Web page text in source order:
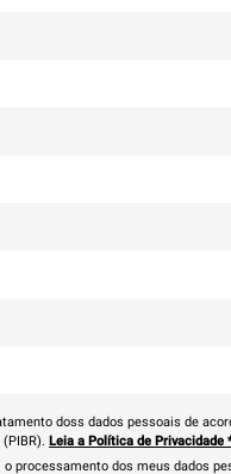
doss dados pessoais de
Leia a Política de Privacidade
o processamento dos meus dados